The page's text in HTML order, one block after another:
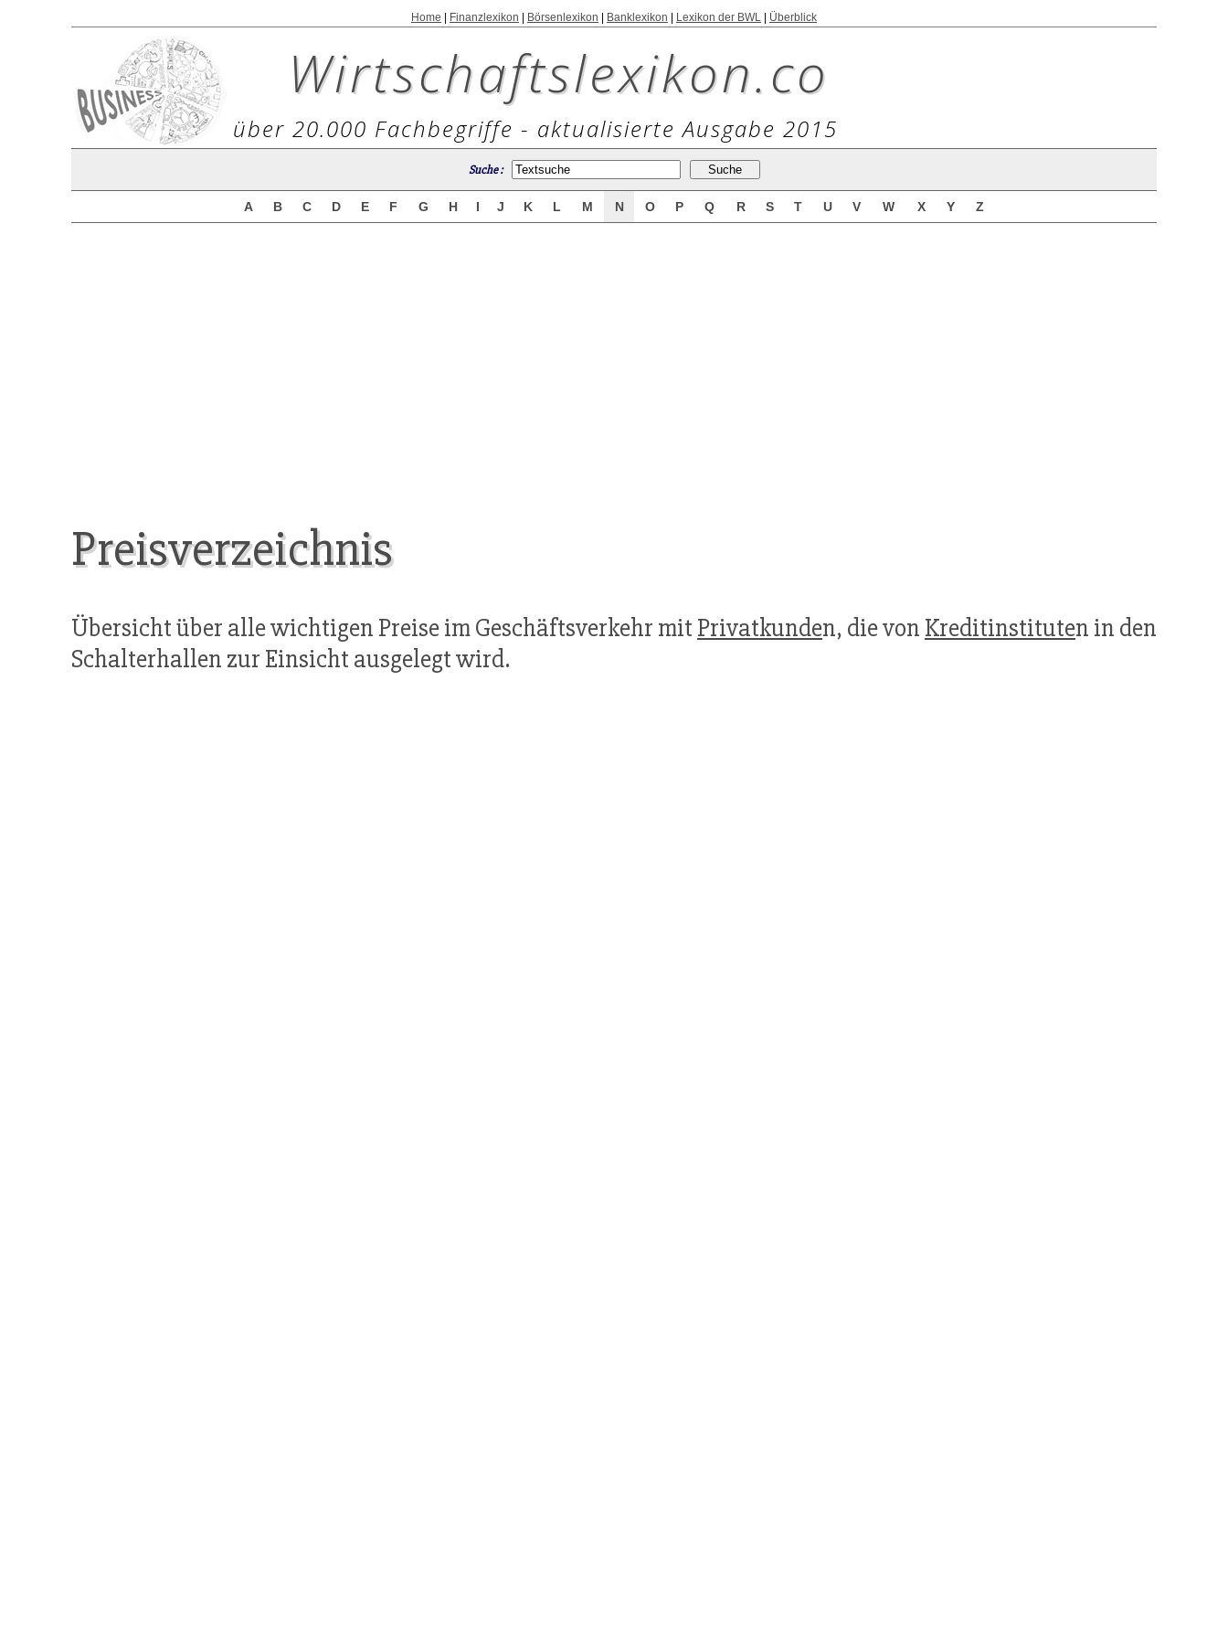
Home Finanzlexikon Börsenlexikon Banklexikon Lexikon der BWL Überblick
Wirtschaftslexikon.co
über 20.000 Fachbegriffe - aktualisierte Ausgabe 2015
Suche :
A B C D E F G H I J K L M N O P Q R S T U V W X Y Z
Preisverzeichnis
Übersicht über alle wichtigen Preise im Geschäftsverkehr mit Privatkunden, die von Kreditinstituten in den
Schalterhallen zur Einsicht ausgelegt wird.